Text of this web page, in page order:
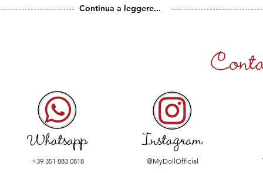
Continua a leggere...
Whatsapp
+39 351 883 0818
Instagram
@MyDollOfficial